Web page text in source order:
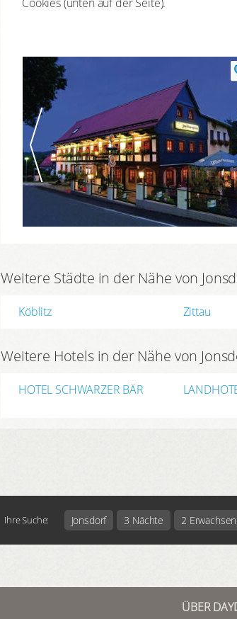
Weitere Städte in der Nähe von
Köblitz Zittau
Weitere Hotels in der Nähe von
HOTEL SCHWARZER BÄR
Ihre Suche: Jonsdorf 3 Nächte 2
ÜBER